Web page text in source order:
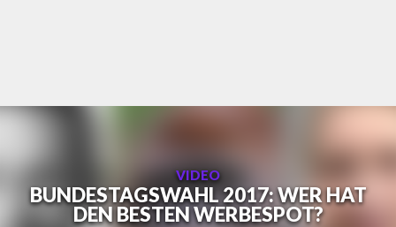
VIDEO
BUNDESTAGSWAHL 2017: WER HAT
DEN BESTEN WERBESPOT?